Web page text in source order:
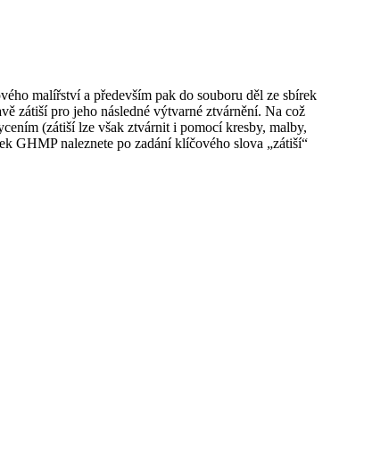
malířství a především pak do souboru děl ze sbírek
zátiší pro jeho následné výtvarné ztvárnění. Na což
(zátiší lze však ztvárnit i pomocí kresby, malby,
GHMP naleznete po zadání klíčového slova „zátiší“